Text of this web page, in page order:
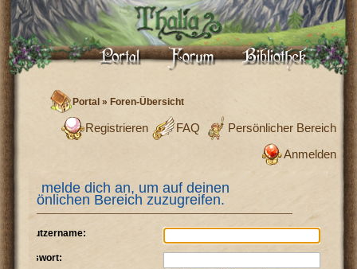
Portal »Foren-Übersicht
Persönlicher Bereich
FAQ
Registrieren
Anmelden
Bitte melde dich an, um auf deinen
persönlichen Bereich zuzugreifen.
Benutzername:
Passwort: